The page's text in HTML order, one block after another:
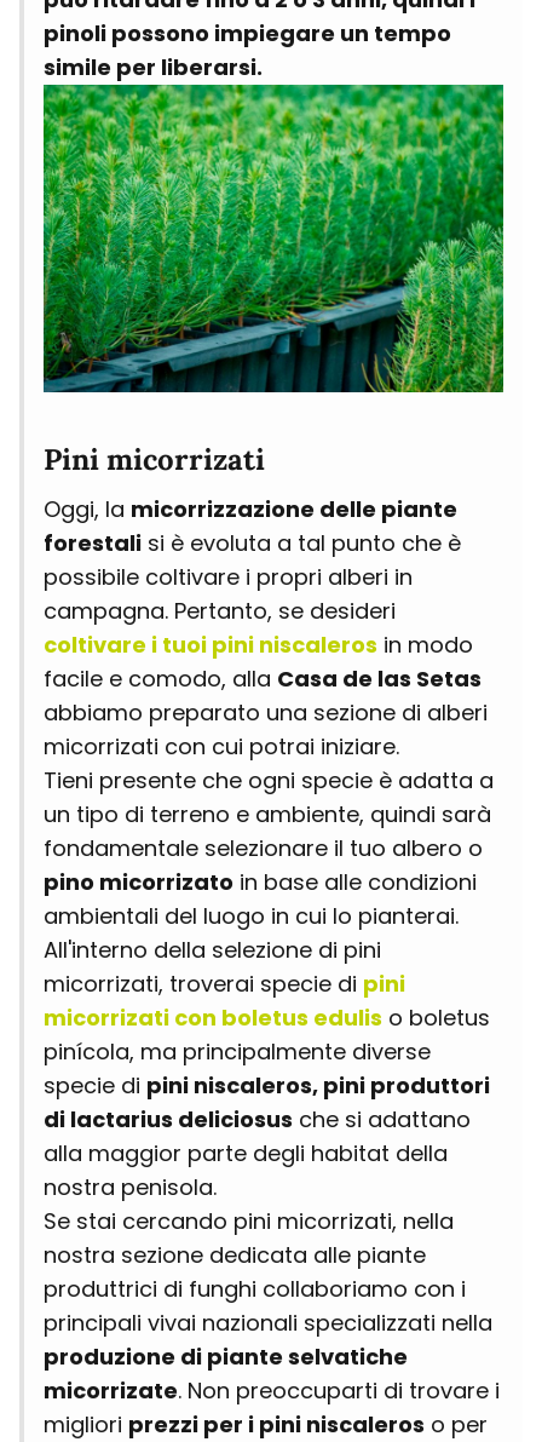
pinoli possono impiegare un tempo
simile per liberarsi.
Pini micorrizati
Oggi, la micorrizzazione delle piante
forestali si è evoluta a tal punto che è
possibile coltivare i propri alberi in
campagna. Pertanto, se desideri
coltivare i tuoi pini niscaleros in modo
facile e comodo, alla Casa de las Setas
abbiamo preparato una sezione di alberi
micorrizati con cui potrai iniziare.
Tieni presente che ogni specie è adatta a
un tipo di terreno e ambiente, quindi sarà
fondamentale selezionare il tuo albero o
pino micorrizato in base alle condizioni
ambientali del luogo in cui lo pianterai.
All'interno della selezione di pini
micorrizati, troverai specie di pini
micorrizati con boletus edulis o boletus
pinícola, ma principalmente diverse
specie di pini niscaleros, pini produttori
di lactarius deliciosus che si adattano
alla maggior parte degli habitat della
nostra penisola.
Se stai cercando pini micorrizati, nella
nostra sezione dedicata alle piante
produttrici di funghi collaboriamo con i
principali vivai nazionali specializzati nella
produzione di piante selvatiche
micorrizate. Non preoccuparti di trovare i
migliori prezzi per i pini niscaleros o per